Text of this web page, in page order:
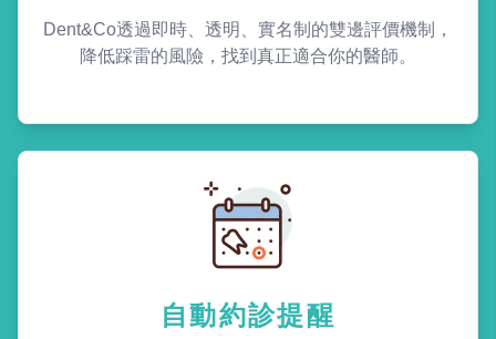
Dent&Co透過即時、透明、實名制的雙邊評價機制，
降低踩雷的風險，找到真正適合你的醫師。
自動約診提醒